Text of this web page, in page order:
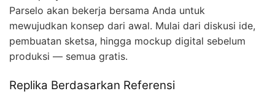
Parselo akan bekerja bersama Anda untuk
mewujudkan konsep dari awal. Mulai dari diskusi ide,
pembuatan sketsa, hingga mockup digital sebelum
produksi — semua gratis.
Replika Berdasarkan Referensi